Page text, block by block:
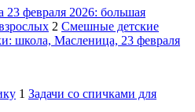
февраля 2026: большая
2 Смешные детские
школа, Масленица, 23 февраля
1 Задачи со спичками для